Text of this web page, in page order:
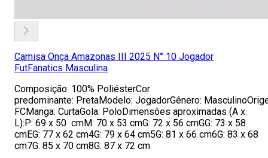
Camisa Onça Amazonas III 2025 N° 10 Jogador
FutFanatics Masculina
Composição: 100% PoliésterCor
predominante: PretaModelo: JogadorGênero:
FCManga: CurtaGola: PoloDimensões aproximadas (A x
L):P: 69 x 50 cmM: 70 x 53 cmG: 72 x 56 cmGG: 73 x 58
cmEG: 77 x 62 cm4G: 79 x 64 cm5G: 81 x 66 cm6G: 83 x 68
cm7G: 85 x 70 cm8G: 87 x 72 cm